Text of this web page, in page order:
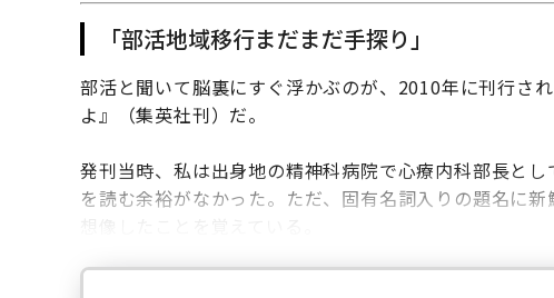
「部活地域移行まだまだ手探り」
部活と聞いて脳裏にすぐ浮かぶのが、2010年に刊行さ
よ』（集英社刊）だ。
発刊当時、私は出身地の精神科病院で心療内科部長と
を読む余裕がなかった。ただ、固有名詞入りの題名に